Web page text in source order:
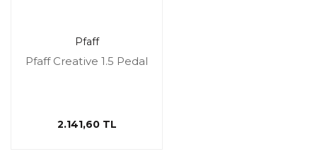
Pfaff
Pfaff Creative 1.5 Pedal
2.141,60 TL